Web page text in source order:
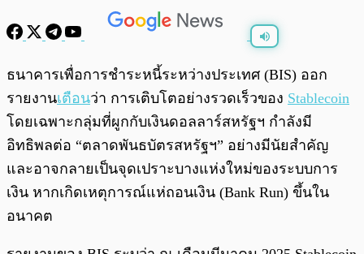
พร้อมเล่น
ธนาคารเพื่อการชำระหนี้ระหว่างประเทศ (BIS) ออก
รายงานเตือนว่า การเติบโตอย่างรวดเร็วของ Stablecoin
โดยเฉพาะกลุ่มที่ผูกกับเงินดอลลาร์สหรัฐฯ กำลังมี
อิทธิพลต่อ “ตลาดพันธบัตรสหรัฐฯ” อย่างมีนัยสำคัญ
และอาจกลายเป็นจุดเปราะบางแห่งใหม่ของระบบการ
เงิน หากเกิดเหตุการณ์แห่ถอนเงิน (Bank Run) ขึ้นใน
อนาคต